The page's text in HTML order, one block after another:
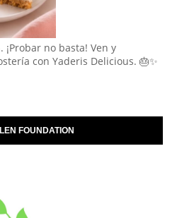
no basta! Ven y
con Yaderis Delicious. 🎂✨
FOUNDATION